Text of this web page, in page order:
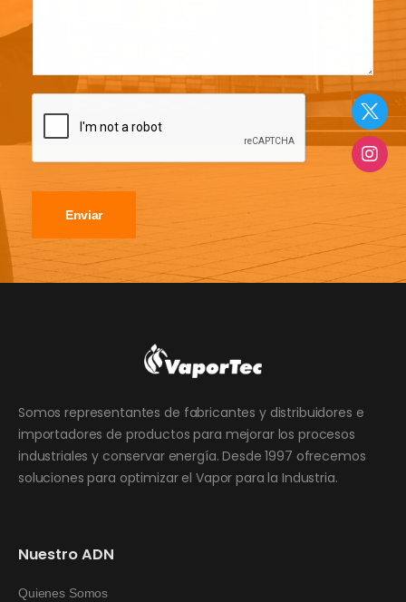
Enviar
Somos representantes de fabricantes y distribuidores e
importadores de productos para mejorar los procesos
industriales y conservar energía. Desde 1997 ofrecemos
soluciones para optimizar el Vapor para la Industria.
Nuestro ADN
Quienes Somos